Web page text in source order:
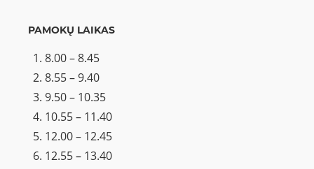
PAMOKŲ LAIKAS
8.00 – 8.45
8.55 – 9.40
9.50 – 10.35
10.55 – 11.40
12.00 – 12.45
12.55 – 13.40